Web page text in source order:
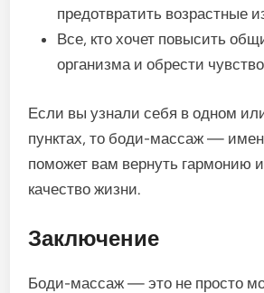
предотвратить возрастные
Все, кто хочет повысить
организма и обрести
Если вы узнали себя в одном
пунктах, то боди-массаж —
поможет вам вернуть гармонию
качество жизни.
Заключение
Боди-массаж — это не просто